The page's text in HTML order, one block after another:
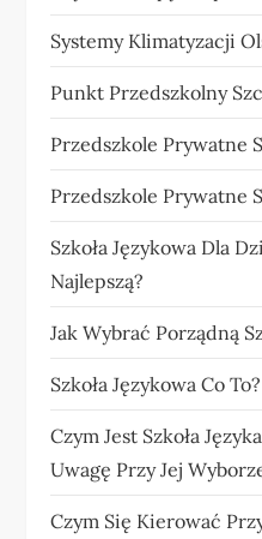
Systemy Klimatyzacji
Punkt Przedszkolny
Przedszkole Prywatne
Przedszkole Prywatne
Szkoła Językowa Dla
Najlepszą?
Jak Wybrać Porządną
Szkoła Językowa Co To?
Czym Jest Szkoła
Uwagę Przy Jej
Czym Się Kierować